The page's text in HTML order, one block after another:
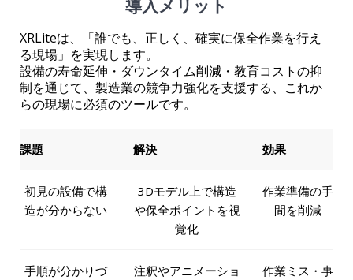
導入メリット
XRLiteは、「誰でも、正しく、確実に保全作業を行え
る現場」を実現します。
設備の寿命延伸・ダウンタイム削減・教育コストの抑
制を通じて、製造業の競争力強化を支援する、これか
らの現場に必須のツールです。
課題 解決 効果
初見の設備で構
造が分からない
3Dモデル上で構造
や保全ポイントを視
覚化
作業準備の手
間を削減
手順が分かりづ
注釈やアニメーショ
作業ミス・事